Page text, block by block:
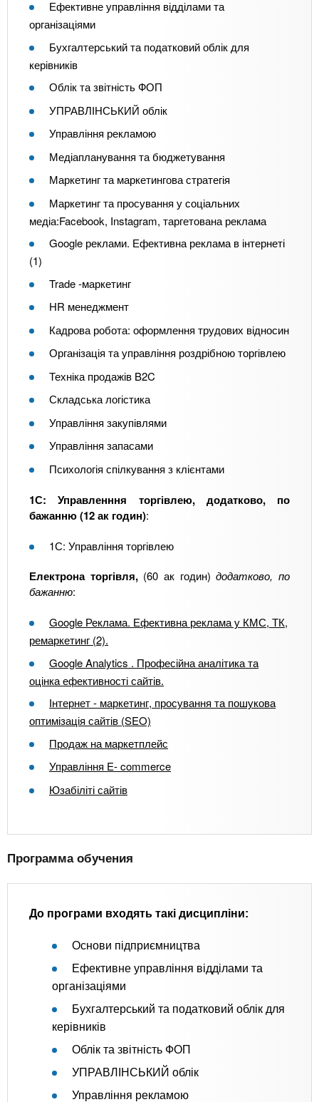
Ефективне управління відділами та
організаціями
Бухгалтерський та податковий облік для
керівників
Облік та звітність ФОП
УПРАВЛІНСЬКИЙ облік
Управління рекламою
Медіапланування та бюджетування
Маркетинг та маркетингова стратегія
Маркетинг та просування у соціальних
медіа:Facebook, Instagram, таргетована реклама
Google реклами. Ефективна реклама в інтернеті
(1)
Trade -маркетинг
HR менеджмент
Кадрова робота: оформлення трудових відносин
Організація та управління роздрібною торгівлею
Техніка продажів B2C
Складська логістика
Управління закупівлями
Управління запасами
Психологія спілкування з клієнтами
1С: Управленння торгівлею, додатково, по
бажанню (12 ак годин):
1С: Управління торгівлею
Електрона торгівля,(60 ак годин)додатково, по
бажанню:
Google Реклама. Ефективна реклама у КМС, ТК,
ремаркетинг (2).
Google Analytics . Професійна аналітика та
оцінка ефективності сайтів.
Інтернет - маркетинг, просування та пошукова
оптимізація сайтів (SEO)
Продаж на маркетплейс
Управління E- commerce
Юзабіліті сайтів
Программа обучения
До програми входять такі дисципліни:
Основи підприємництва
Ефективне управління відділами та
організаціями
Бухгалтерський та податковий облік для
керівників
Облік та звітність ФОП
УПРАВЛІНСЬКИЙ облік
Управління рекламою